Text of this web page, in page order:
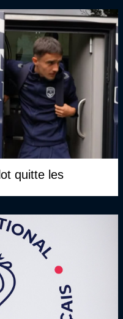
quitte les